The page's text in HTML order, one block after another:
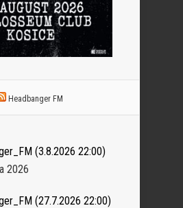
Headbanger FM
(3.8.2026 22:00)
2026
(27.7.2026 22:00)